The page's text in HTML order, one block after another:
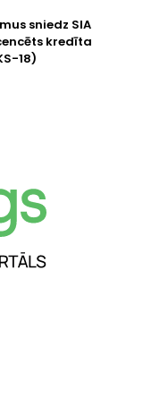
sniedz SIA
kredīta
18)